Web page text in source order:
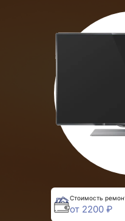
Стоимость
от 2200 ₽